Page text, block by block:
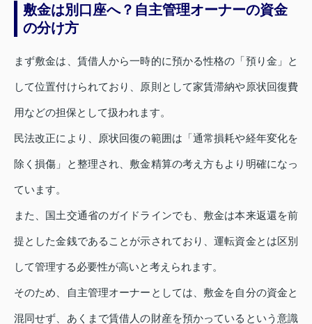
敷金は別口座へ？自主管理オーナーの資金
の分け方
まず敷金は、賃借人から一時的に預かる性格の「預り金」と
して位置付けられており、原則として家賃滞納や原状回復費
用などの担保として扱われます。
民法改正により、原状回復の範囲は「通常損耗や経年変化を
除く損傷」と整理され、敷金精算の考え方もより明確になっ
ています。
また、国土交通省のガイドラインでも、敷金は本来返還を前
提とした金銭であることが示されており、運転資金とは区別
して管理する必要性が高いと考えられます。
そのため、自主管理オーナーとしては、敷金を自分の資金と
混同せず、あくまで賃借人の財産を預かっているという意識